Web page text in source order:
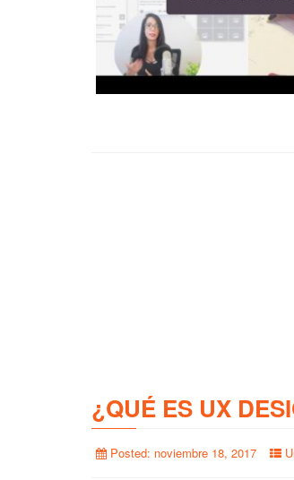
¿QUÉ ES UX
Posted: noviembre 18, 2017